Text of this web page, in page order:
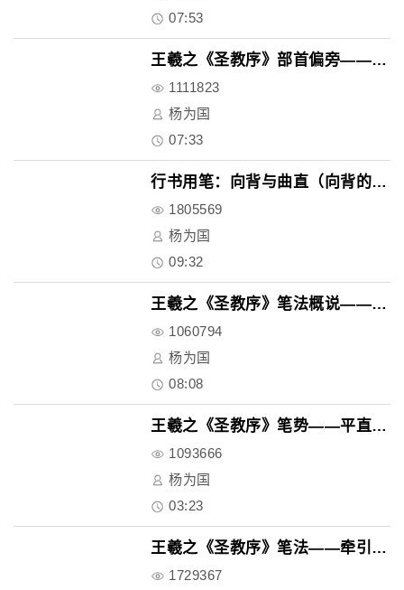
07:53
王羲之《圣教序》部首偏旁——上..
1111823
杨为国
07:33
行书用笔：向背与曲直（向背的形..
1805569
杨为国
09:32
王羲之《圣教序》笔法概说——笔..
1060794
杨为国
08:08
王羲之《圣教序》笔势——平直与..
1093666
杨为国
03:23
王羲之《圣教序》笔法——牵引与..
1729367